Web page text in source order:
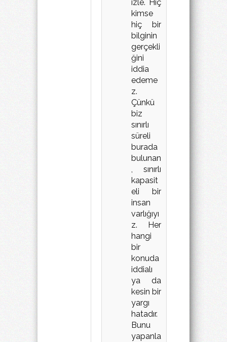
izle. Hiç
kimse
hiç bir
bilginin
gerçekli
ğini
iddia
edeme
z.
Çünkü
biz
sınırlı
süreli
burada
bulunan
, sınırlı
kapasit
eli bir
insan
varlığıyı
z. Her
hangi
bir
konuda
iddialı
ya da
kesin bir
yargı
hatadır.
Bunu
yapanla